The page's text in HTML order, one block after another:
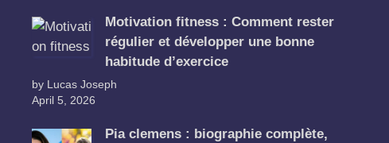
Motivation fitness : Comment rester
régulier et développer une bonne
habitude d’exercice
by Lucas Joseph
April 5, 2026
Pia clemens : biographie complète,